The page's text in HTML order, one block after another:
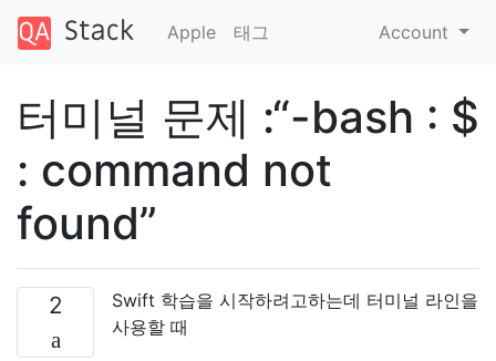
Apple 태그 Account
터미널 문제 :“-bash : $
: command not
found”
2
Swift 학습을 시작하려고하는데 터미널 라인을
사용할 때